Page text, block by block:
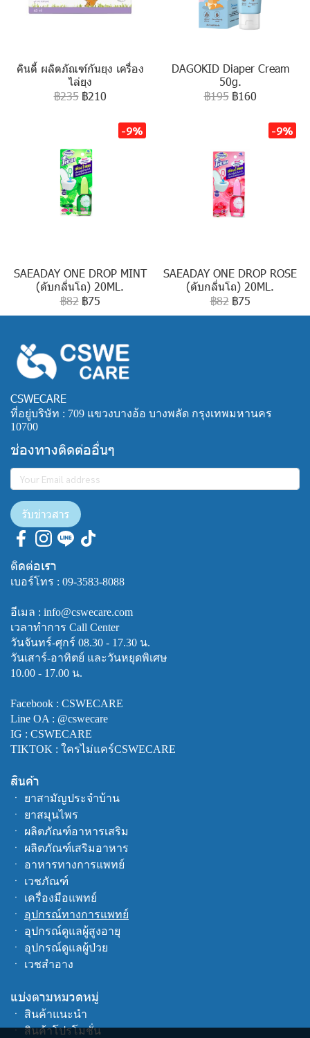
คินดี้ ผลิตภัณฑ์กันยุง เครื่อง
ไล่ยุง
฿235 ฿210
DAGOKID Diaper Cream
50g.
฿195 ฿160
-9%
SAEADAY ONE DROP MINT
(ดับกลิ่นโถ) 20ML.
฿82 ฿75
-9%
SAEADAY ONE DROP ROSE
(ดับกลิ่นโถ) 20ML.
฿82 ฿75
CSWECARE
ที่อยู่บริษัท : 709 แขวงบางอ้อ บางพลัด กรุงเทพมหานคร
10700
ช่องทางติดต่ออื่นๆ
รับข่าวสาร
ติดต่อเรา
เบอร์โทร : 09-3583-8088
อีเมล : info@cswecare.com
เวลาทำการ Call Center
วันจันทร์-ศุกร์ 08.30 - 17.30 น.
วันเสาร์-อาทิตย์ และวันหยุดพิเศษ
10.00 - 17.00 น.
Facebook : CSWECARE
Line OA : @cswecare
IG : CSWECARE
TIKTOK : ใครไม่แคร์CSWECARE
สินค้า
ㆍ ยาสามัญประจำบ้าน
ㆍ ยาสมุนไพร
ㆍ ผลิตภัณฑ์อาหารเสริม
ㆍ ผลิตภัณฑ์เสริมอาหาร
ㆍ อาหารทางการแพทย์
ㆍ เวชภัณฑ์
ㆍ เครื่องมือแพทย์
ㆍ อุปกรณ์ทางการแพทย์
ㆍ อุปกรณ์ดูแลผู้สูงอายุ
ㆍ อุปกรณ์ดูแลผู้ป่วย
ㆍ
เวชสำอาง
แบ่งตามหมวดหมู่
ㆍ สินค้าแนะนำ
ㆍสินค้าโปรโมชั่น